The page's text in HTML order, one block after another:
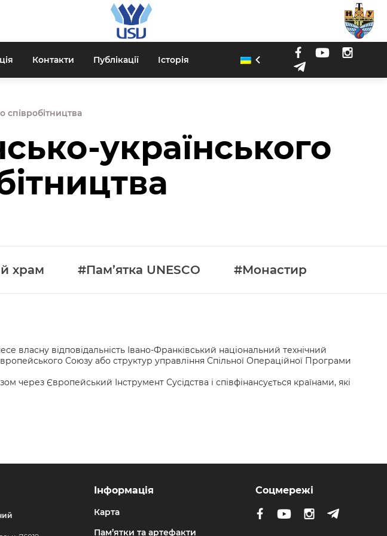
Контакти Публікації Історія
співробітництва
українського
храм #Пам’ятка UNESCO #Монастир
власну відповідальність Івано-Франківський національний технічний
Союзу або структур управління Спільної Операційної Програми
Європейський Інструмент Сусідства і співфінансується країнами, які
Інформація
Карта
Пам’ятки та артефакти
Соцмережі